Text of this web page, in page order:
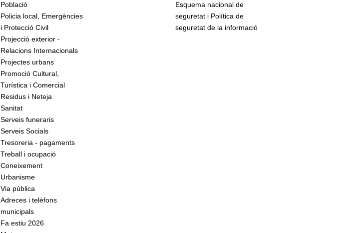
Població
Policia local, Emergències
i Protecció Civil
Projecció exterior -
Relacions Internacionals
Projectes urbans
Promoció Cultural,
Turística i Comercial
Residus i Neteja
Sanitat
Serveis funeraris
Serveis Socials
Tresoreria - pagaments
Treball i ocupació
Coneixement
Urbanisme
Via pública
Adreces i telèfons
municipals
Fa estiu 2026
Esquema nacional de
seguretat i Política de
seguretat de la informació